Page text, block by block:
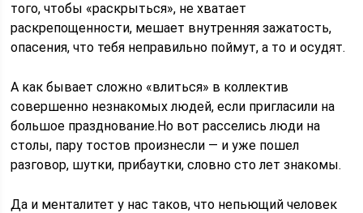
того, чтобы «раскрыться», не хватает
раскрепощенности, мешает внутренняя зажатость,
опасения, что тебя неправильно поймут, а то и осудят.
А как бывает сложно «влиться» в коллектив
совершенно незнакомых людей, если пригласили на
большое празднование.Но вот расселись люди на
столы, пару тостов произнесли — и уже пошел
разговор, шутки, прибаутки, словно сто лет знакомы.
Да и менталитет у нас таков, что непьющий человек